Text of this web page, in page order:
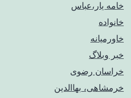
خامه یار،عباس
خانواده
خاورمیانه
خبر وبلاگ
خراسان رضوی
خرمشاهی، بهاالدین